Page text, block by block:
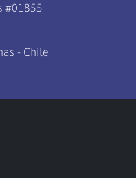
#01855
- Chile